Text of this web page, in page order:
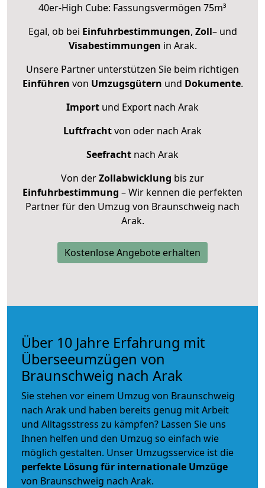
40er-High Cube: Fassungsvermögen 75m³
Egal, ob bei Einfuhrbestimmungen, Zoll– und
Visabestimmungen in Arak.
Unsere Partner unterstützen Sie beim richtigen
Einführen von Umzugsgütern und Dokumente.
Import und Export nach Arak
Luftfrachtvon oder nach Arak
Seefracht nach Arak
Von derZollabwicklung bis zur
Einfuhrbestimmung – Wir kennen die perfekten
Partner für den Umzug von Braunschweig nach
Arak.
Kostenlose Angebote erhalten
Über 10 Jahre Erfahrung mit
Überseeumzügen von
Braunschweig nach Arak
Sie stehen vor einem Umzug von Braunschweig
nach Arak und haben bereits genug mit Arbeit
und Alltagsstress zu kämpfen? Lassen Sie uns
Ihnen helfen und den Umzug so einfach wie
möglich gestalten. Unser Umzugsservice ist die
perfekte Lösung für internationale Umzüge
von Braunschweig nach Arak.